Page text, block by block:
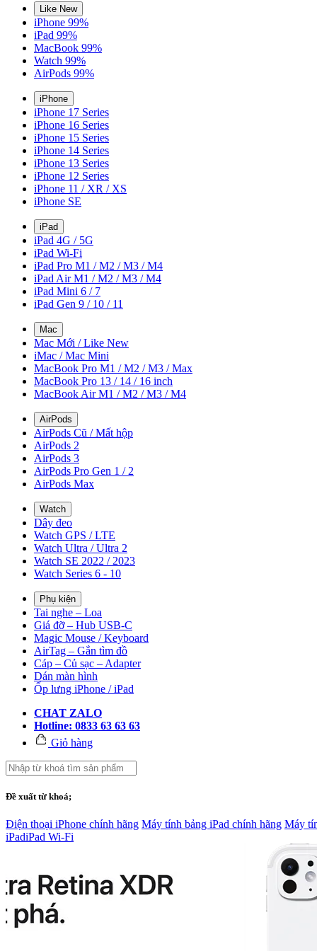
Like New
iPhone 99%
iPad 99%
MacBook 99%
Watch 99%
AirPods 99%
iPhone
iPhone 17 Series
iPhone 16 Series
iPhone 15 Series
iPhone 14 Series
iPhone 13 Series
iPhone 12 Series
iPhone 11 / XR / XS
iPhone SE
iPad
iPad 4G / 5G
iPad Wi-Fi
iPad Pro M1 / M2 / M3 / M4
iPad Air M1 / M2 / M3 / M4
iPad Mini 6 / 7
iPad Gen 9 / 10 / 11
Mac
Mac Mới / Like New
iMac / Mac Mini
MacBook Pro M1 / M2 / M3 / Max
MacBook Pro 13 / 14 / 16 inch
MacBook Air M1 / M2 / M3 / M4
AirPods
AirPods Cũ / Mất hộp
AirPods 2
AirPods 3
AirPods Pro Gen 1 / 2
AirPods Max
Watch
Dây đeo
Watch GPS / LTE
Watch Ultra / Ultra 2
Watch SE 2022 / 2023
Watch Series 6 - 10
Phụ kiện
Tai nghe – Loa
Giá đỡ – Hub USB-C
Magic Mouse / Keyboard
AirTag – Gắn tìm đồ
Cáp – Củ sạc – Adapter
Dán màn hình
Ốp lưng iPhone / iPad
CHAT ZALO
Hotline: 0833 63 63 63
Giỏ hàng
Đề xuất từ khoá;
Điện thoại iPhone chính hãng Máy tính bảng iPad chính hãng Máy
iPadiPad Wi-Fi